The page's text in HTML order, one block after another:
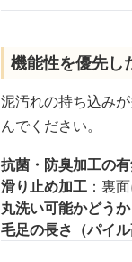
機能性を優先し
泥汚れの持ち込み
んでください。
抗菌・防臭加工の
滑り止め加工 ：裏
丸洗い可能かどうか
毛足の長さ（パイル